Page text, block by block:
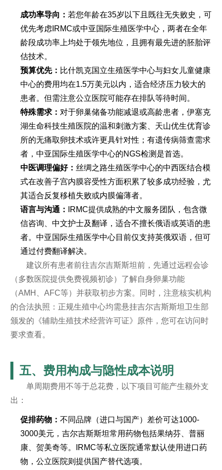
成功率导向： 若您年龄在35岁以下且既往无失败史，可
优先考虑IRMC或中亚国际生殖医学中心，两者在全年
龄段成功率上均处于领先地位，且拥有最先进的胚胎评
估技术。
预算优先： 比什凯克国立生殖医学中心与妇女儿童健康
中心的费用均在1.5万美元以内，适合经济压力较大的
患者。但需注意公立医院可能存在排队等待时间。
特殊需求： 对于卵巢储备功能减退或高龄患者，伊塞克
湖生命科技生殖医院的温和刺激方案、天山优生优育诊
所的无痛取卵技术或许更具针对性；有遗传病筛查需求
者，中亚国际生殖医学中心的NGS检测是首选。
中医调理偏好： 丝绸之路生殖医学中心的中西医结合模
式在改善子宫内膜容受性方面积累了较多成功经验，尤
其适合反复移植失败或内膜偏薄者。
语言与沟通：
IRMC提供成熟的中文服务团队，包含微
信咨询、中文护士及翻译，适合不擅长俄语或英语的患
者。中亚国际生殖医学中心目前仅支持英俄双语，但可
通过付费翻译解决。
建议所有患者前往吉尔吉斯斯坦前，先通过远程会诊
（多数医院提供免费视频初诊）了解自身卵巢功能
（AMH、AFC等）并获取初步方案。同时，注意核实机构
的合法执照：正规生殖中心均需悬挂吉尔吉斯斯坦卫生部
颁发的《辅助生殖技术经营许可证》原件，您可在访问时
要求查看。
五、费用构成与隐性成本说明
单周期费用不等于总花费，以下项目可能产生额外支
出：
促排药物： 不同品牌（进口与国产）差价可达1000-
3000美元，吉尔吉斯斯坦常用药物包括果纳芬、普丽
康、贺美奇等。IRMC等私立医院通常默认使用进口药
物，公立医院则提供国产替代选项。